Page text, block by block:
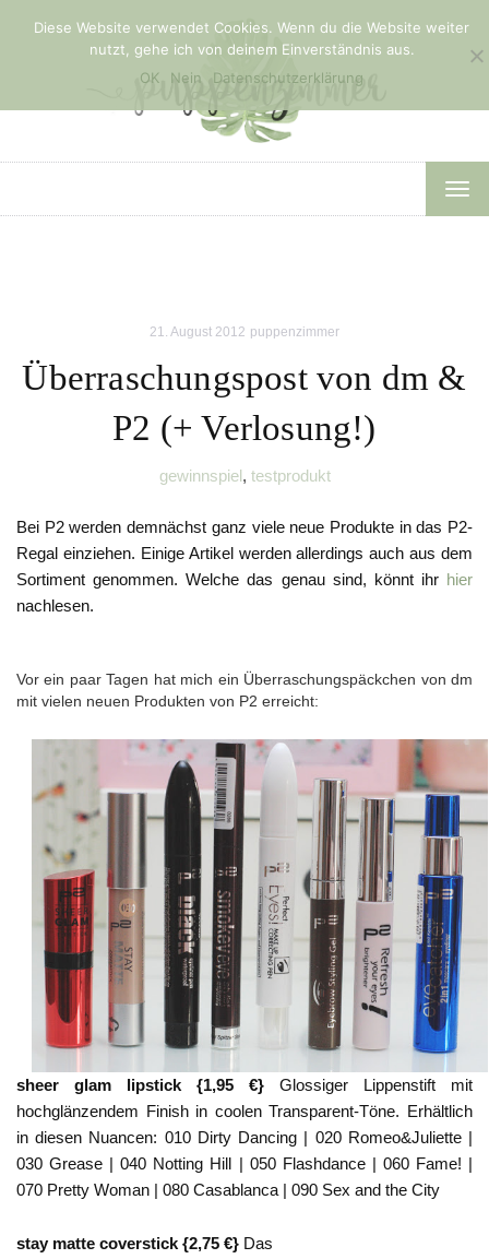
21. August 2012 puppenzimmer
Überraschungspost von dm &
P2 (+ Verlosung!)
gewinnspiel, testprodukt
Bei P2 werden demnächst ganz viele neue Produkte in das P2-
Regal einziehen. Einige Artikel werden allerdings auch aus dem
Sortiment genommen. Welche das genau sind, könnt ihr hier
nachlesen.
Vor ein paar Tagen hat mich ein Überraschungspäckchen von dm
mit vielen neuen Produkten von P2 erreicht:
sheer glam lipstick {1,95 €} Glossiger Lippenstift mit
hochglänzendem Finish in coolen Transparent-Töne. Erhältlich
in diesen Nuancen: 010 Dirty Dancing | 020 Romeo&Juliette |
030 Grease | 040 Notting Hill | 050 Flashdance | 060 Fame! |
070 Pretty Woman | 080 Casablanca | 090 Sex and the City
stay matte coverstick {2,75 €} Das
Diese Website verwendet Cookies. Wenn du die Website weiter
nutzt, gehe ich von deinem Einverständnis aus.
OK
Nein Datenschutzerklärung